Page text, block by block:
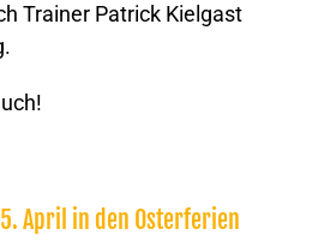
Trainer Patrick Kielgast
April in den Osterferien